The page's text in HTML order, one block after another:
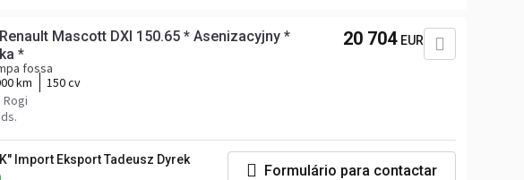
Mascott DXI 150.65 * Asenizacyjny *
*
fossa
km
150 cv
Rogi
20 704 EUR
Import Eksport Tadeusz Dyrek
Formulário para contactar